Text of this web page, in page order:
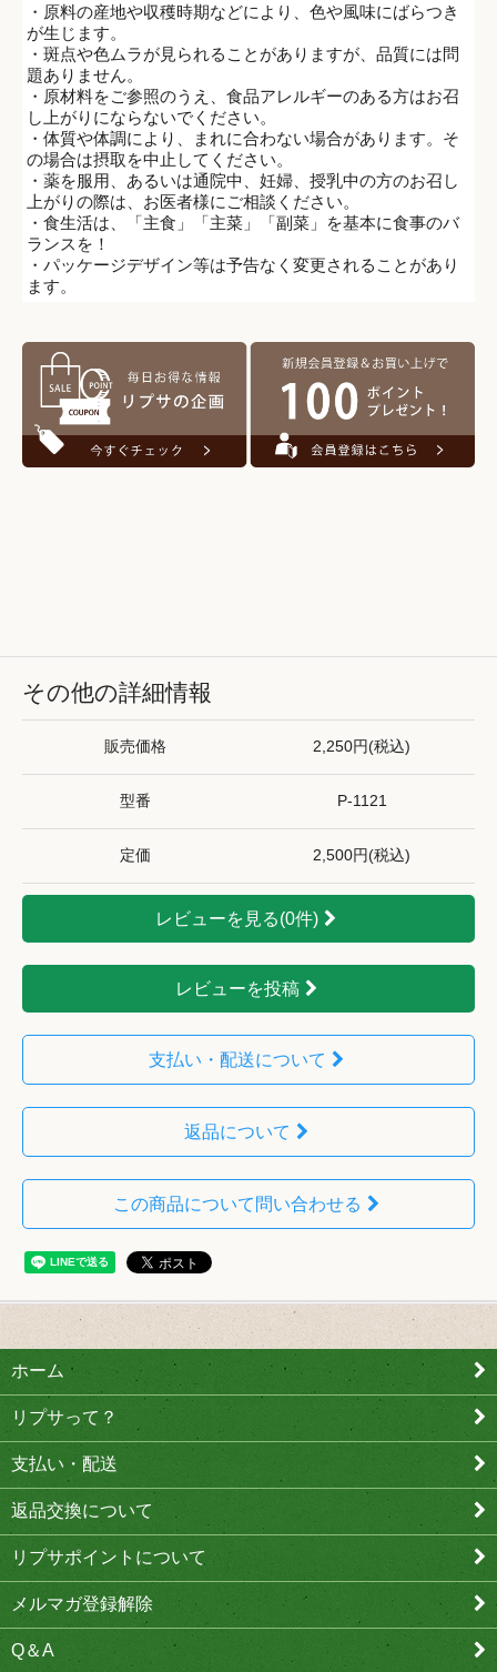
・原料の産地や収穫時期などにより、色や風味にばらつき
が生じます。
・斑点や色ムラが見られることがありますが、品質には問
題ありません。
・原材料をご参照のうえ、食品アレルギーのある方はお召
し上がりにならないでください。
・体質や体調により、まれに合わない場合があります。そ
の場合は摂取を中止してください。
・薬を服用、あるいは通院中、妊婦、授乳中の方のお召し
上がりの際は、お医者様にご相談ください。
・食生活は、「主食」「主菜」「副菜」を基本に食事のバ
ランスを！
・パッケージデザイン等は予告なく変更されることがあり
ます。
その他の詳細情報
販売価格 2,250円(税込)
型番 P-1121
定価 2,500円(税込)
レビューを見る(0件)
レビューを投稿
支払い・配送について
返品について
この商品について問い合わせる
ホーム
リプサって？
支払い・配送
返品交換について
リプサポイントについて
メルマガ登録解除
Q＆A